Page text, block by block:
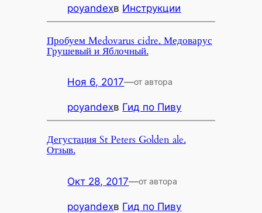
poyandexв Инструкции
Пробуем Medovarus cidre. Медоварус
Грушевый и Яблочный.
Ноя 6, 2017—от автора
poyandexв Гид по Пиву
Дегустация St Peters Golden ale.
Отзыв.
Окт 28, 2017—от автора
poyandexв Гид по Пиву